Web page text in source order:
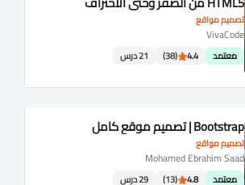
تصميم مواقع
VivaCode
معتمد 4.4
(38) 21 درس
تصميم مواقع
Bootstrap | تصميم موقع كامل
Mohamed Ebrahim Saad
معتمد 4.8
(13) 29 درس